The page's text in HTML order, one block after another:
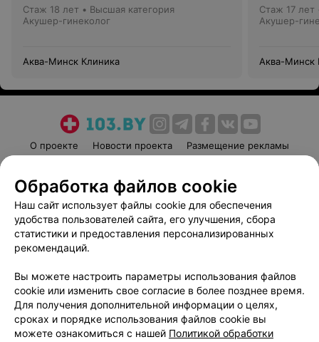
Стаж 18 лет • Высшая категория
Акушер-гинеколог
Аква-Минск Клиника
Стаж 17 лет
Акушер-
Аква-Минск
О проекте Новости проекта
Размещение рекламы
Пользовательское соглашение
Способы оплаты
Вакансии
Партнеры
Написать руководителю 103.by
Обработка персональных данных
Обработка файлов cookie
Наш сайт использует файлы cookie для обеспечения
удобства пользователей сайта, его улучшения, сбора
статистики и предоставления персонализированных
рекомендаций.
Вы можете настроить параметры использования файлов
cookie или изменить свое согласие в более позднее время.
Для получения дополнительной информации о целях,
сроках и порядке использования файлов cookie вы
можете ознакомиться с нашей Политикой обработки